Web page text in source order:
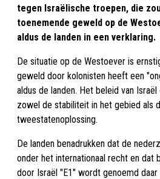
tegen Israëlische troepen, die
toenemende geweld op de
aldus de landen in een verklaring.
De situatie op de Westoever is
geweld door kolonisten heeft een
aldus de landen. Het beleid van
zowel de stabiliteit in het gebied als
tweestatenoplossing.
De landen benadrukken dat de
onder het internationaal recht en dat
door Israël "E1" wordt genoemd